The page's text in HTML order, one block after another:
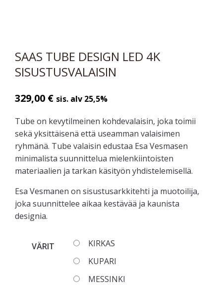
SAAS TUBE DESIGN LED 4K
SISUSTUSVALAISIN
329,00 € sis. alv 25,5%
Tube on kevytilmeinen kohdevalaisin, joka toimii
sekä yksittäisenä että useamman valaisimen
ryhmänä. Tube valaisin edustaa Esa Vesmasen
minimalista suunnittelua mielenkiintoisten
materiaalien ja tarkan käsityön yhdistelemisellä.
Esa Vesmanen on sisustusarkkitehti ja muotoilija,
joka suunnittelee aikaa kestävää ja kaunista
designia.
VÄRIT
KIRKAS
KUPARI
MESSINKI